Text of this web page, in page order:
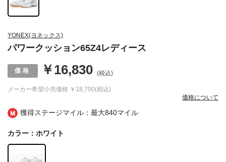
獲得ステージマイル：最大840マイル
YONEX(ヨネックス)
パワークッション65Z4レディース
メーカー希望小売価格 ￥18,700(税込)
￥16,830 (税込)
価格について
カラー：ホワイト